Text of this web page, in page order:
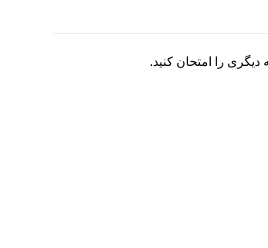
را امتحان کنید.